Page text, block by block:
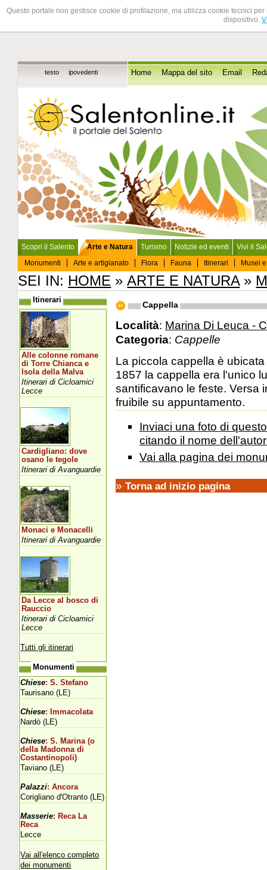
Questo portale non gestisce cookie di profilazione, ma utilizza cookie tecnici
dispositivo.
testo ipovedenti Home Mappa del sito Email
Scopri il Salento
Arte e Natura
Monumenti
Arte e artigianato Flora Fauna Itinerari Musei
Turismo Notizie ed eventi Vivi il
SEI IN: HOME »ARTE E NATURA»
Cappella
Località: Marina Di Leuca -
Categoria: Cappelle
La piccola cappella è
1857 la cappella era l'unico
santificavano le feste. Versa
fruibile su appuntamento.
Inviaci una foto di
citando il nome
Vai alla pagina dei
» Torna ad inizio pagina
Itinerari
Alle colonne romane
di Torre Chianca e
Isola della Malva
Itinerari di Cicloamici
Lecce
Cardigliano: dove
osano le tegole
Itinerari di Avanguardie
Monaci e Monacelli
Itinerari di Avanguardie
Da Lecce al bosco di
Rauccio
Itinerari di Cicloamici
Lecce
Tutti gli itinerari
Monumenti
Chiese: S. Stefano
Taurisano (LE)
Chiese: Immacolata
Nardò (LE)
Chiese: S. Marina (o
della Madonna di
Costantinopoli)
Taviano (LE)
Palazzi: Ancora
Corigliano d'Otranto (LE)
Masserie: Reca La
Reca
Lecce
Vai all'elenco completo
dei monumenti